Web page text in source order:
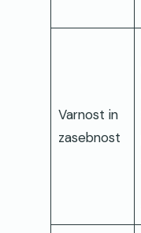
Varnost in
zasebnost